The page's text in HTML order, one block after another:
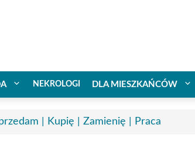
NEKROLOGI DLA MIESZKAŃCÓW
| Kupię | Zamienię | Praca